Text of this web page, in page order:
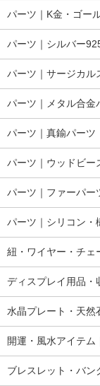
パーツ｜K金・ゴー
パーツ｜シルバー
パーツ｜サージカル
パーツ｜メタル合金
パーツ｜真鍮パーツ
パーツ｜ウッドビー
パーツ｜ファーパー
パーツ｜シリコン・
紐・ワイヤー・チェ
ディスプレイ用品・
水晶プレート・天然
開運・風水アイテム
ブレスレット・バン